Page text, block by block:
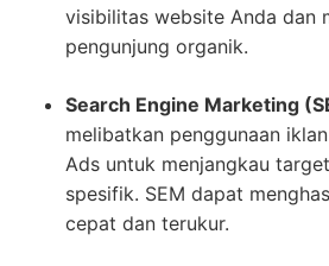
visibilitas website Anda dan
pengunjung organik.
Search Engine Marketing
melibatkan penggunaan
Ads untuk menjangkau
spesifik. SEM dapat
cepat dan terukur.